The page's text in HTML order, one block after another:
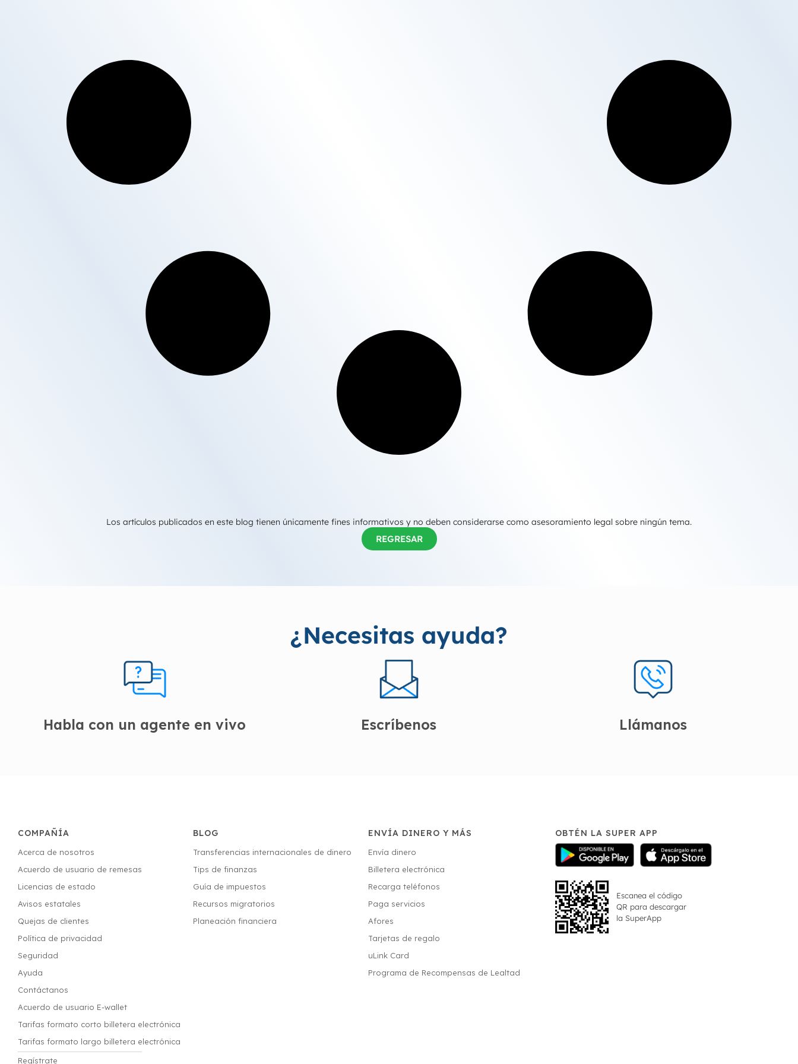
Los artículos publicados en este blog tienen únicamente fines informativos y no deben considerarse como asesoramiento legal sobre ningún tema.
REGRESAR
¿Necesitas ayuda?
Habla con un agente en vivo Escríbenos Llámanos
COMPAÑÍA
Acerca de nosotros
Acuerdo de usuario de remesas
Licencias de estado
Avisos estatales
Quejas de clientes
Política de privacidad
Seguridad
Ayuda
Contáctanos
Acuerdo de usuario E-wallet
Tarifas formato corto billetera electrónica
Tarifas formato largo billetera electrónica
Regístrate
BLOG
Transferencias internacionales de dinero
Tips de finanzas
Guía de impuestos
Recursos migratorios
Planeación financiera
ENVÍA DINERO Y MÁS
Envía dinero
Billetera electrónica
Recarga teléfonos
Paga servicios
Afores
Tarjetas de regalo
uLink Card
Programa de Recompensas de Lealtad
OBTÉN LA SUPER APP
Escanea el código
QR para descargar
la SuperApp